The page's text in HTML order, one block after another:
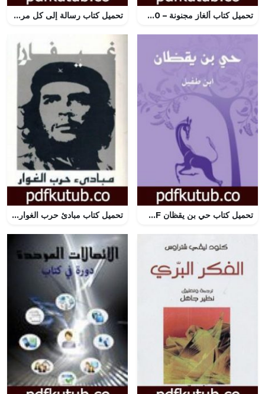
تحميل كتاب ألغاز مجنونة – 200 لغز مدهش في المنطق والتفكير المبدع PDF تأليف عزيز إفزارن و دليلا العلوي مجانا [كامل] تحميل كتاب رسالة إلى كل مريض سعيد النورسي PDF تأليف بديع الزمان سعيد النورسي مجانا [كامل]
تحميل كتاب حي بن يقظان PDF تأليف ابن طفيل مجانا [كامل] تحميل كتاب مبادئ حرب الغوار PDF تأليف إرنستو تشي غيفارا مجانا [كامل]